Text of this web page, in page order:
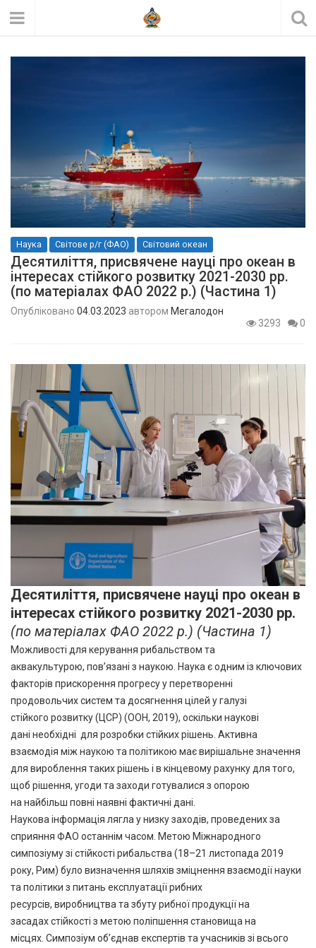
Наука Світове р/г (ФАО) Світовий океан
Десятиліття, присвячене науці про океан в
інтересах стійкого розвитку 2021-2030 рр.
(по матеріалах ФАО 2022 р.) (Частина 1)
Опубліковано 04.03.2023 автором Мегалодон
3293
0
Десятиліття, присвячене науці про океан в
інтересах стійкого розвитку 2021-2030 рр.
(по матеріалах ФАО 2022 р.) (Частина 1)
Можливості для керування рибальством та
аквакультурою, пов’язані з наукою. Наука є одним із ключових
факторів прискорення прогресу у перетворенні
продовольчих систем та досягнення цілей у галузі
стійкого розвитку (ЦСР) (ООН, 2019), оскільки наукові
дані необхідні для розробки стійких рішень. Активна
взаємодія між наукою та політикою має вирішальне значення
для вироблення таких рішень і в кінцевому рахунку для того,
щоб рішення, угоди та заходи готувалися з опорою
на найбільш повні наявні фактичні дані.
Наукова інформація лягла у низку заходів, проведених за
сприяння ФАО останнім часом. Метою Міжнародного
симпозіуму зі стійкості рибальства (18–21 листопада 2019
року, Рим) було визначення шляхів зміцнення взаємодії науки
та політики з питань експлуатації рибних
ресурсів, виробництва та збуту рибної продукції на
засадах стійкості з метою поліпшення становища на
місцях. Симпозіум об’єднав експертів та учасників зі всього